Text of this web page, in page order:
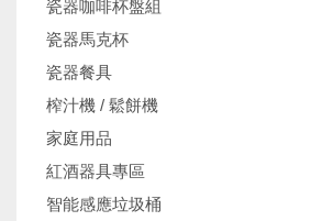
瓷器咖啡杯盤組
瓷器馬克杯
瓷器餐具
榨汁機 / 鬆餅機
家庭用品
紅酒器具專區
智能感應垃圾桶